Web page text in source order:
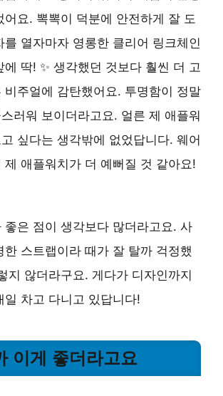
어요. 뽁뽁이 덕분에 안전하게 잘 도
를 열자마자 영롱한 클리어 링크체인
에 딱! ✨ 생각했던 것보다 훨씬 더 고
비주얼에 감탄했어요. 투명함이 정말
러워 보이더라고요. 얼른 제 애플워
싶다는 생각밖에 없었답니다. 웨어
제 애플워치가 더 예뻐질 것 같아요!
좋은 점이 생각보다 많더라고요. 사
한 스트랩이라 때가 잘 탈까 걱정했
지 않더라구요. 게다가 디자인까지
일 차고 다니고 있답니다!
이게 좋더라고요